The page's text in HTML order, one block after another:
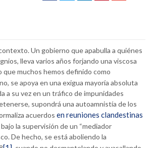
Un gobierno que apabulla a quiénes
lleva varios años forjando una viscosa
que muchos hemos definido como
se apoya en una exigua mayoría absoluta
a su vez en un tráfico de impunidades
supondrá una autoamnistía de los
acuerdos en reuniones clandestinas
bajo la supervisión de un “mediador
De hecho, se está aboliendo la